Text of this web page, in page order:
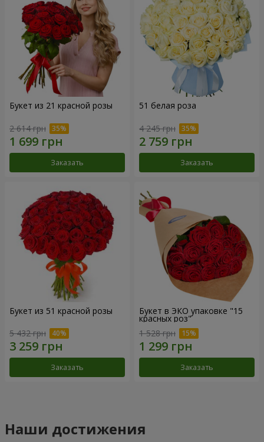
Букет из 21 красной розы
2 614 грн
Заказать
51 белая роза
4 245 грн
Заказать
Букет из 51 красной розы
5 432 грн
Заказать
Букет в ЭКО упаковке "15
красных роз"
1 528 грн
Заказать
Наши достижения